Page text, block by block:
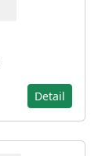
Detail